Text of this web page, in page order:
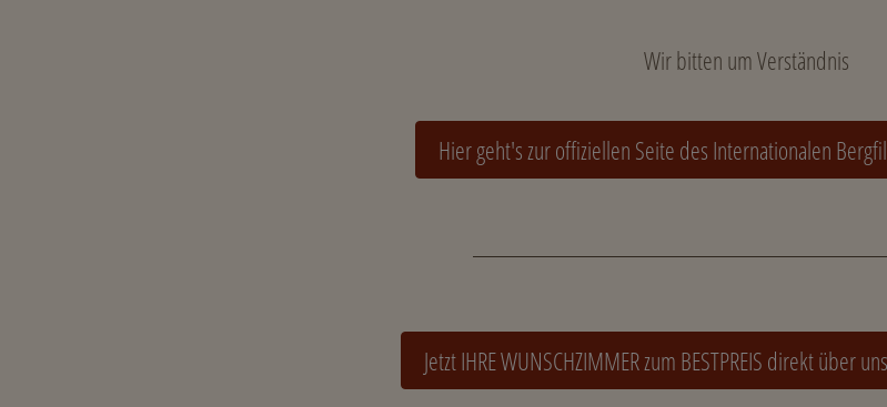
Wir bitten um Verständnis
Hier geht's zur offiziellen Seite des Internationalen
Jetzt IHRE WUNSCHZIMMER zum BESTPREIS direkt über